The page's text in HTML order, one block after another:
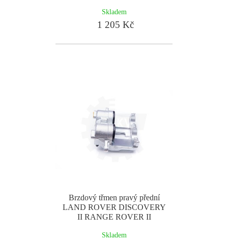
Skladem
1 205 Kč
Brzdový třmen pravý přední
LAND ROVER DISCOVERY
II RANGE ROVER II
Skladem